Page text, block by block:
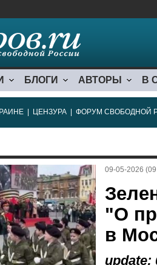
БЛОГИ АВТОРЫ В
ЦЕНЗУРА ФОРУМ СВОБОДНОЙ
09-05-2026
"О
в
update: